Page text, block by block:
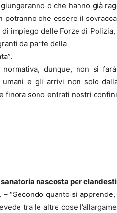
o che hanno già
potranno che essere il
impiego delle Forze di
da parte della
normativa, dunque, non si
e gli arrivi non solo
finora sono entrati nostri
nascosta per
– “Secondo quanto si
tra le altre cose